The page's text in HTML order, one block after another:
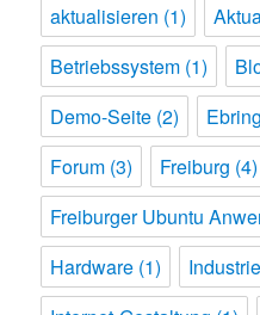
aktualisieren (1)
Betriebssystem (1)
Demo-Seite (2)
Forum (3) Freiburg (4)
Freiburger Ubuntu
Hardware (1)